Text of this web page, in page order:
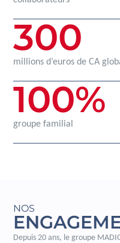
millions d’euros de CA
300
groupe familial
100%
NOS
Depuis 20 ans, le groupe